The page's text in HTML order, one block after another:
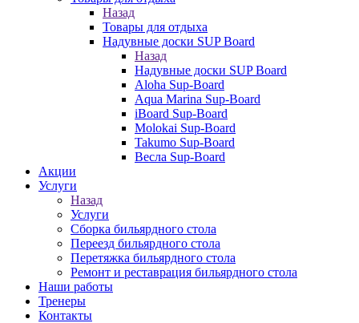
Назад
Товары для отдыха
Надувные доски SUP Board
Назад
Надувные доски SUP Board
Aloha Sup-Board
Aqua Marina Sup-Board
iBoard Sup-Board
Molokai Sup-Board
Takumo Sup-Board
Весла Sup-Board
Акции
Услуги
Назад
Услуги
Сборка бильярдного стола
Переезд бильярдного стола
Перетяжка бильярдного стола
Ремонт и реставрация бильярдного стола
Наши работы
Тренеры
Контакты